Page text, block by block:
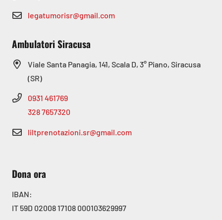
legatumorisr@gmail.com
Ambulatori Siracusa
Viale Santa Panagia, 141, Scala D, 3° Piano, Siracusa
(SR)
0931 461769
328 7657320
liltprenotazioni.sr@gmail.com
Dona ora
IBAN:
IT 59D 02008 17108 000103629997